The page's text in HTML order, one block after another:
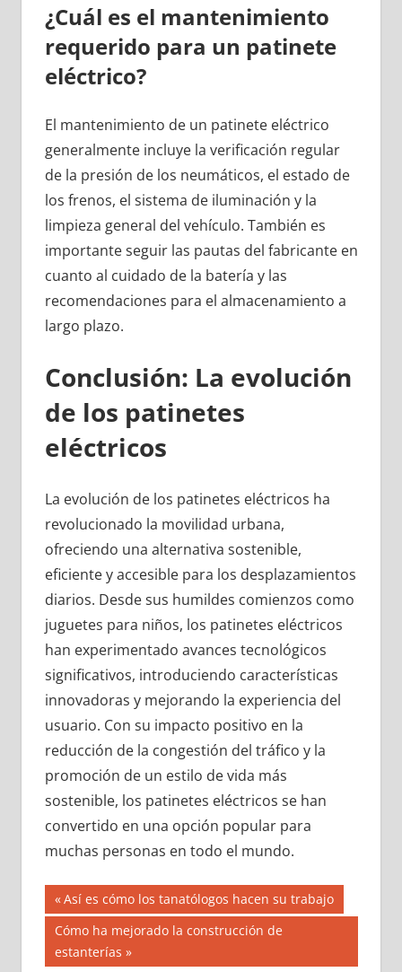
¿Cuál es el mantenimiento
requerido para un patinete
eléctrico?
El mantenimiento de un patinete eléctrico
generalmente incluye la verificación regular
de la presión de los neumáticos, el estado de
los frenos, el sistema de iluminación y la
limpieza general del vehículo. También es
importante seguir las pautas del fabricante en
cuanto al cuidado de la batería y las
recomendaciones para el almacenamiento a
largo plazo.
Conclusión: La evolución
de los patinetes
eléctricos
La evolución de los patinetes eléctricos ha
revolucionado la movilidad urbana,
ofreciendo una alternativa sostenible,
eficiente y accesible para los desplazamientos
diarios. Desde sus humildes comienzos como
juguetes para niños, los patinetes eléctricos
han experimentado avances tecnológicos
significativos, introduciendo características
innovadoras y mejorando la experiencia del
usuario. Con su impacto positivo en la
reducción de la congestión del tráfico y la
promoción de un estilo de vida más
sostenible, los patinetes eléctricos se han
convertido en una opción popular para
muchas personas en todo el mundo.
Navegación
de
Entrada
anterior:
Así es cómo los tanatólogos hacen su trabajo
Siguiente
entrada:
Cómo ha mejorado la construcción de
estanterías